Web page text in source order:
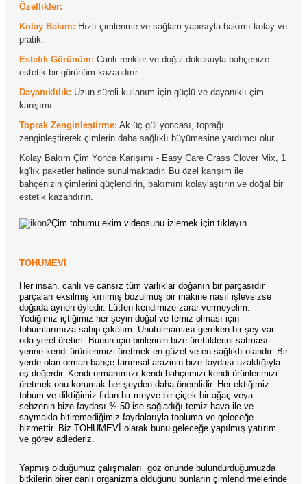
Özellikler:
Kolay Bakım: Hızlı çimlenme ve sağlam yapısıyla bakımı kolay ve
pratik.
Estetik Görünüm: Canlı renkler ve doğal dokusuyla bahçenize
estetik bir görünüm kazandırır.
Dayanıklılık: Uzun süreli kullanım için güçlü ve dayanıklı çim
karışımı.
Toprak Zenginleştirme: Ak üç gül yoncası, toprağı
zenginleştirerek çimlerin daha sağlıklı büyümesine yardımcı olur.
Kolay Bakım Çim Yonca Karışımı - Easy Care Grass Clover Mix, 1
kg'lık paketler halinde sunulmaktadır. Bu özel karışım ile
bahçenizin çimlerini güçlendirin, bakımını kolaylaştırın ve doğal bir
estetik kazandırın.
Çim tohumu ekim videosunu izlemek için tıklayın.
TOHUMEVİ
Her insan, canlı ve cansız tüm varlıklar doğanın bir parçasıdır
parçaları eksilmiş kırılmış bozulmuş bir makine nasıl işlevsizse
doğada aynen öyledir. Lütfen kendimize zarar vermeyelim.
Yediğimiz içtiğimiz her şeyin doğal ve temiz olması için
tohumlarımıza sahip çıkalım. Unutulmaması gereken bir şey var
oda yerel üretim. Bunun için birilerinin bize ürettiklerini satması
yerine kendi ürünlerimizi üretmek en güzel ve en sağlıklı olandır. Bir
yerde olan orman bahçe tarımsal arazinin bize faydası uzaklığıyla
eş değerdir. Kendi ormanımızı kendi bahçemizi kendi ürünlerimizi
üretmek onu korumak her şeyden daha önemlidir. Her ektiğimiz
tohum ve diktiğimiz fidan bir meyve bir çiçek bir ağaç veya
sebzenin bize faydası % 50 ise sağladığı temiz hava ile ve
saymakla bitiremediğimiz faydalarıyla topluma ve geleceğe
hizmettir. Biz TOHUMEVİ olarak bunu geleceğe yapılmış yatırım
ve görev adlederiz.
Yapmış olduğumuz çalışmaları göz önünde bulundurduğumuzda
bitkilerin birer canlı organizma olduğunu bunların çimlendirmelerinde